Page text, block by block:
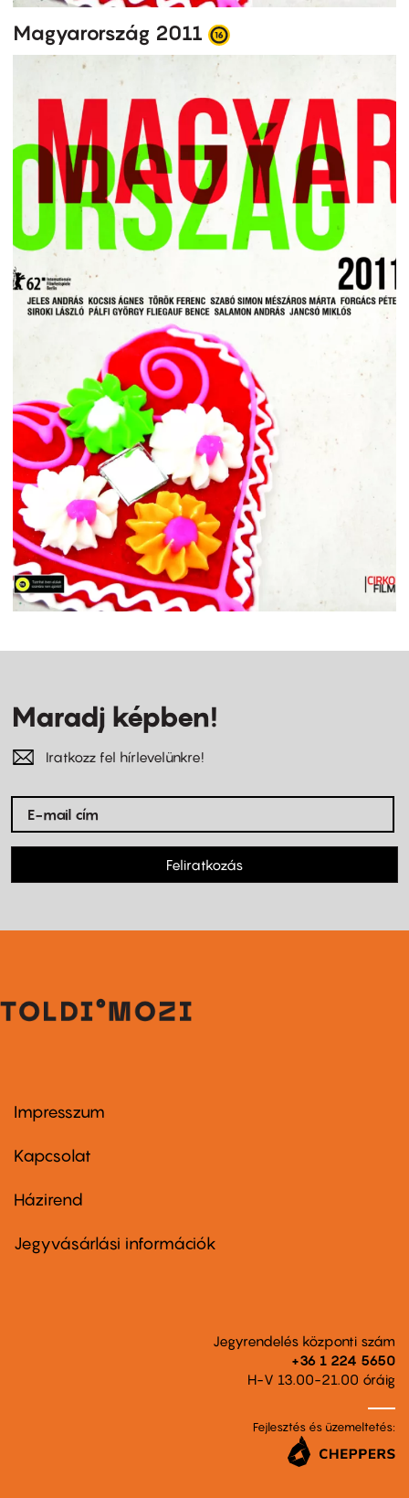
Magyarország 2011
Maradj képben!
Iratkozz fel hírlevelünkre!
Feliratkozás
Footer
first
Impresszum
Kapcsolat
Footer
second
Házirend
Jegyvásárlási információk
Jegyrendelés központi szám
+36 1 224 5650
H-V 13.00-21.00 óráig
Fejlesztés és üzemeltetés: